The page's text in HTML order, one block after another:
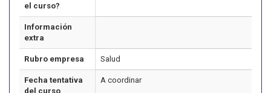
el curso?
Información
extra
Rubro empresa Salud
Fecha tentativa
del curso
A coordinar